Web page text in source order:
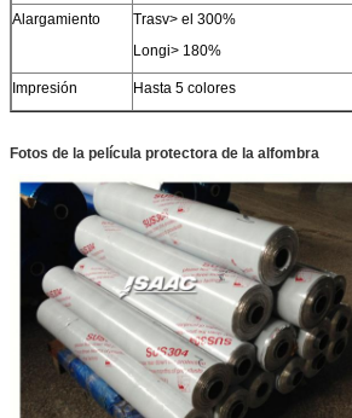
Alargamiento
Trasv> el 300%
Longi> 180%
Impresión Hasta 5 colores
Fotos de la película protectora de la alfombra